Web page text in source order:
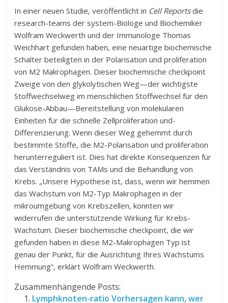
In einer neuen Studie, veröffentlicht in Cell Reportsdie
research-teams der system-Biologe und Biochemiker
Wolfram Weckwerth und der Immunologe Thomas
Weichhart gefunden haben, eine neuartige biochemische
Schalter beteiligten in der Polarisation und proliferation
von M2 Makrophagen. Dieser biochemische checkpoint
Zweige von den glykolytischen Weg—der wichtigste
Stoffwechselweg im menschlichen Stoffwechsel für den
Glukose-Abbau—Bereitstellung von molekularen
Einheiten für die schnelle Zellproliferation und-
Differenzierung. Wenn dieser Weg gehemmt durch
bestimmte Stoffe, die M2-Polarisation und proliferation
herunterreguliert ist. Dies hat direkte Konsequenzen für
das Verständnis von TAMs und die Behandlung von
Krebs. „Unsere Hypothese ist, dass, wenn wir hemmen
das Wachstum von M2-Typ Makrophagen in der
mikroumgebung von Krebszellen, konnten wir
widerrufen die unterstützende Wirkung für Krebs-
Wachstum. Dieser biochemische checkpoint, die wir
gefunden haben in diese M2-Makrophagen Typ ist
genau der Punkt, für die Ausrichtung Ihres Wachstums
Hemmung“, erklärt Wolfram Weckwerth.
Zusammenhängende Posts:
Lymphknoten-ratio Vorhersagen kann, wer